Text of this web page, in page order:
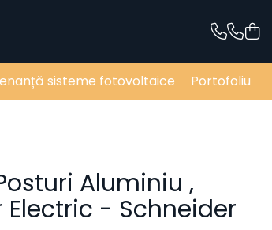
sisteme fotovoltaice Portofoliu
Aluminiu ,
Electric - Schneider